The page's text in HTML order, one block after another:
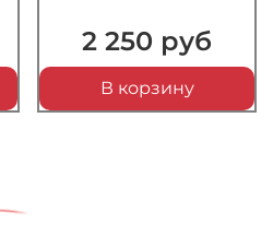
2 250 руб
В корзину